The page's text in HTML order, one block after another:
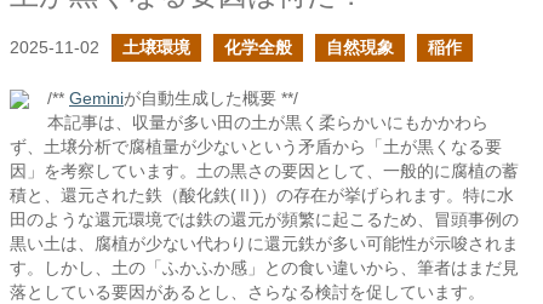
2025-11-02 土壌環境 化学全般 自然現象 稲作
/** Geminiが自動生成した概要 **/
本記事は、収量が多い田の土が黒く柔らかいにもかかわら
ず、土壌分析で腐植量が少ないという矛盾から「土が黒くなる要
因」を考察しています。土の黒さの要因として、一般的に腐植の蓄
積と、還元された鉄（酸化鉄(Ⅱ)）の存在が挙げられます。特に水
田のような還元環境では鉄の還元が頻繁に起こるため、冒頭事例の
黒い土は、腐植が少ない代わりに還元鉄が多い可能性が示唆されま
す。しかし、土の「ふかふか感」との食い違いから、筆者はまだ見
落としている要因があるとし、さらなる検討を促しています。